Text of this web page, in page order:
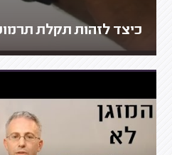
כיצד לזהות תקלת